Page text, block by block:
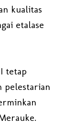
kualitas
etalase
tetap
pelestarian